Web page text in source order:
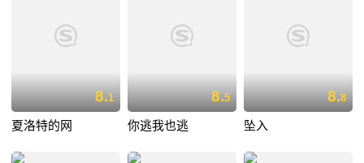
8.1
夏洛特的网
8.5
你逃我也逃
8.8
坠入